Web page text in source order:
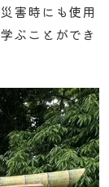
害時にも使用
ぶことができ